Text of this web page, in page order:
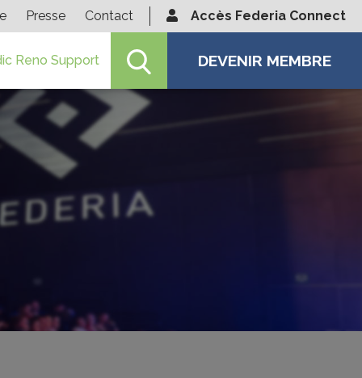
Presse Contact Accès Federia Connect
Reno Support DEVENIR MEMBRE